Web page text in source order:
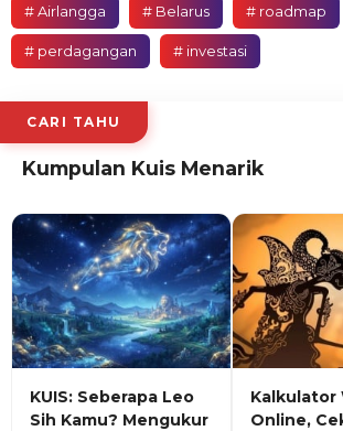
# Airlangga # Belarus # roadmap
# perdagangan # investasi
CARI TAHU
Kumpulan Kuis Menarik
KUIS: Seberapa Leo
Sih Kamu? Mengukur
Kalkulator
Online,